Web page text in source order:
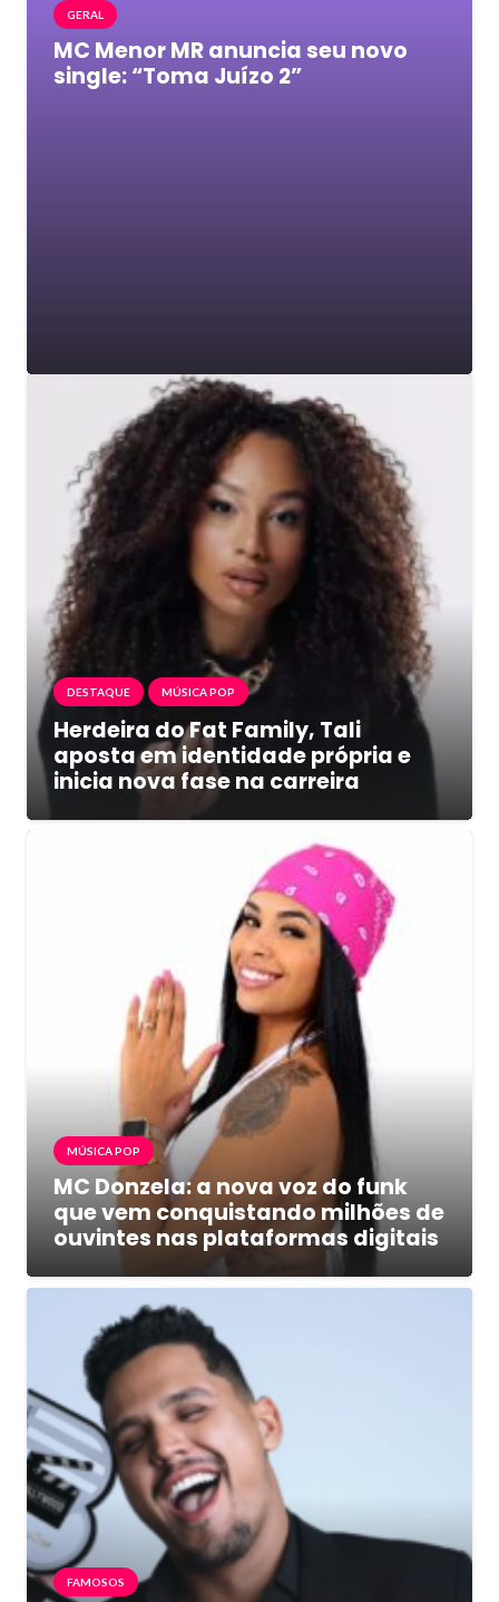
GERAL
MC Menor MR anuncia seu novo
single: “Toma Juízo 2”
DESTAQUE MÚSICA POP
Herdeira do Fat Family, Tali
aposta em identidade própria e
inicia nova fase na carreira
MÚSICA POP
MC Donzela: a nova voz do funk
que vem conquistando milhões de
ouvintes nas plataformas digitais
FAMOSOS